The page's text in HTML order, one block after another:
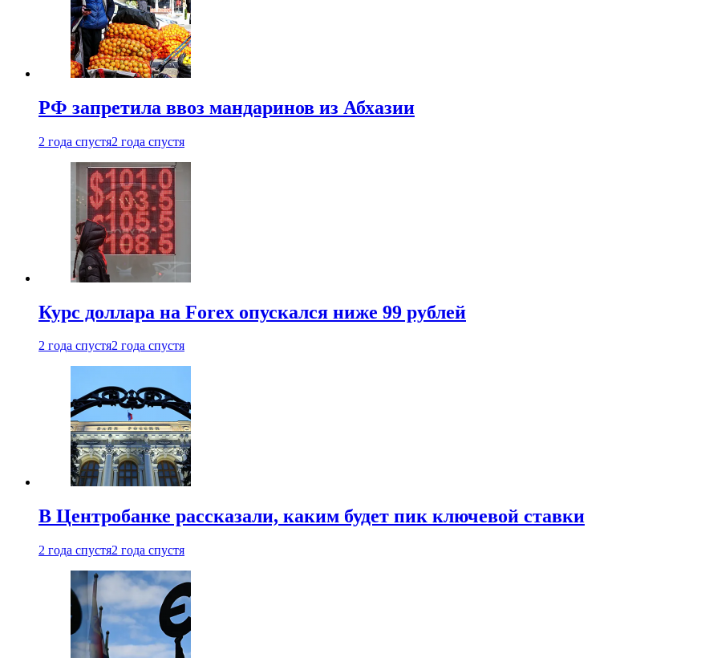
РФ запретила ввоз мандаринов из Абхазии
2 года спустя2 года спустя
Курс доллара на Forex опускался ниже 99 рублей
2 года спустя2 года спустя
В Центробанке рассказали, каким будет пик ключевой ставки
2 года спустя2 года спустя